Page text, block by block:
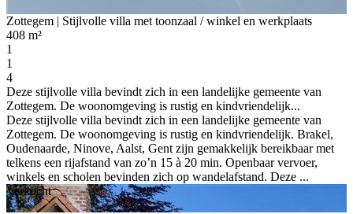
Zottegem | Stijlvolle villa met toonzaal / winkel en werkplaats
408 m²
1
1
4
Deze stijlvolle villa bevindt zich in een landelijke gemeente van
Zottegem. De woonomgeving is rustig en kindvriendelijk...
Deze stijlvolle villa bevindt zich in een landelijke gemeente van
Zottegem. De woonomgeving is rustig en kindvriendelijk. Brakel,
Oudenaarde, Ninove, Aalst, Gent zijn gemakkelijk bereikbaar met
telkens een rijafstand van zo’n 15 à 20 min. Openbaar vervoer,
winkels en scholen bevinden zich op wandelafstand. Deze ...
Verkocht